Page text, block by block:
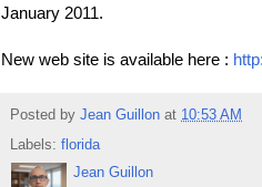
January 2011.
New web site is available here :
Posted by Jean Guillon at 10:53 AM
Labels: florida
Jean Guillon